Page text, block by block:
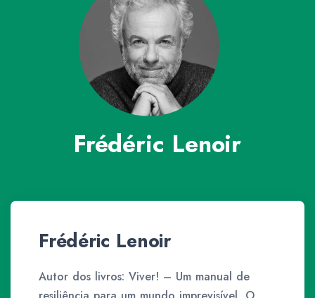
Frédéric Lenoir
Frédéric Lenoir
Autor dos livros: Viver! – Um manual de